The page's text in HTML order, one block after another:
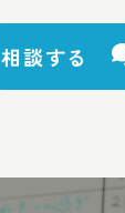
相談する